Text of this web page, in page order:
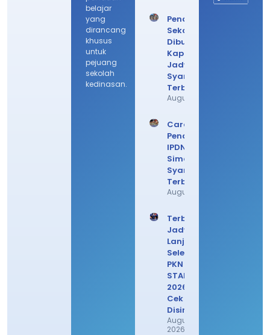
belajar
yang
dirancang
khusus
untuk
pejuang
sekolah
kedinasan.
Pendaftaran
Sekdin
Dibuka
Kapan? Cek
Jadwal
Syarat
Terbarunya
August 4, 2026
Cara Daftar
Pendaftaran
IPDN 2026,
Simak
Syarat
Terbarunya
August 3, 2026
Terbaru!
Jadwal
Lanjutan
Seleksi
PKN
STAN
2026,
Cek
Disini
August 1,
2026